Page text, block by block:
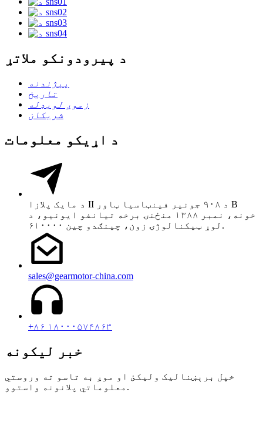
د پیرودونکو ملاتړ
پېژندنه
تاریخ
زموږ لوبډله
شریکان
د اړیکو معلومات
د مایک پلازا II د ۹۰۸ جونیر فینټاسیا ټاور B
خونه، نمبر ۱۳۸۸ منځنۍ برخه تیانفو ایونیو، د
لوړ ټیکنالوژۍ زون، چینګدو چین ۶۱۰۰۰۰.
sales@gearmotor-china.com
+۸۶ ۱۸۰۰۰۵۷۴۸۶۳
خبر لیکونه
خپل برېښنالیک ولیکئ او موږ به تاسو ته وروستي
معلوماتي پلانونه واستوو.